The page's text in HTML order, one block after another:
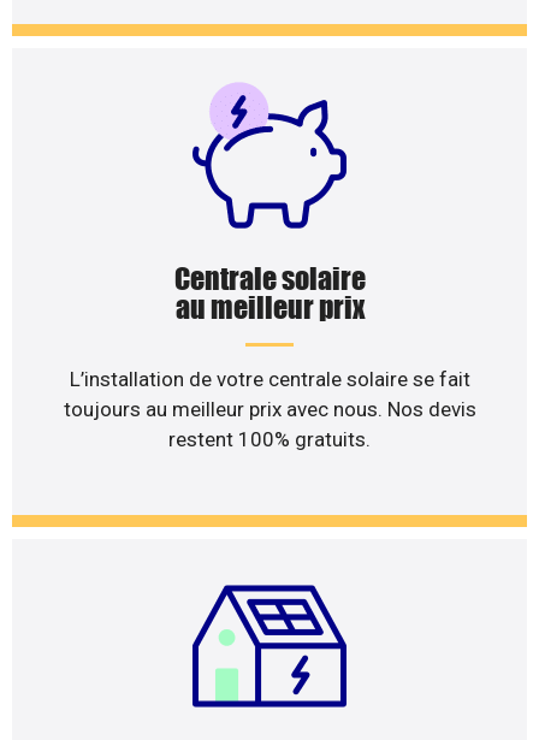
Centrale solaire
au meilleur prix
L’installation de votre centrale solaire se fait
toujours au meilleur prix avec nous. Nos devis
restent 100% gratuits.